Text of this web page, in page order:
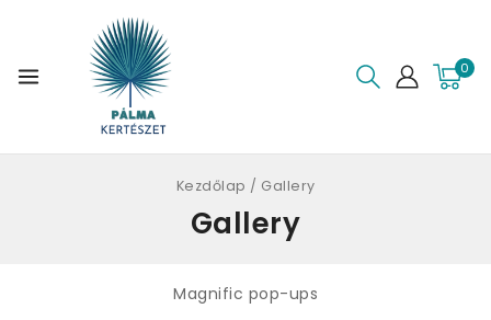
0
Kezdőlap / Gallery
Gallery
Magnific pop-ups